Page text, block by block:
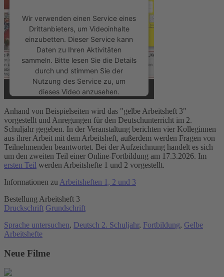
Wir verwenden einen Service eines
Drittanbieters, um Videoinhalte
einzubetten. Dieser Service kann
Daten zu Ihren Aktivitäten
sammeln. Bitte lesen Sie die Details
durch und stimmen Sie der
Nutzung des Service zu, um
dieses Video anzusehen.
Mehr Informationen
Akzeptieren
powered byUsercentrics Consent
Management Platform
Anhand von Beispielseiten wird das "gelbe Arbeitsheft 3"
vorgestellt und Anregungen für den Deutschunterricht im 2.
Schuljahr gegeben. In der Veranstaltung berichten vier Kolleginnen
aus ihrer Arbeit mit dem Arbeitsheft, außerdem werden Fragen von
Teilnehmenden beantwortet. Bei der Aufzeichnung handelt es sich
um den zweiten Teil einer Online-Fortbildung am 17.3.2026. Im
ersten Teil werden Arbeitshefte 1 und 2 vorgestellt.
Informationen zu Arbeitsheften 1, 2 und 3
Bestellung Arbeitsheft 3
Druckschrift Grundschrift
Sprache untersuchen, Deutsch 2. Schuljahr, Fortbildung, Gelbe
Arbeitshefte
Neue Filme